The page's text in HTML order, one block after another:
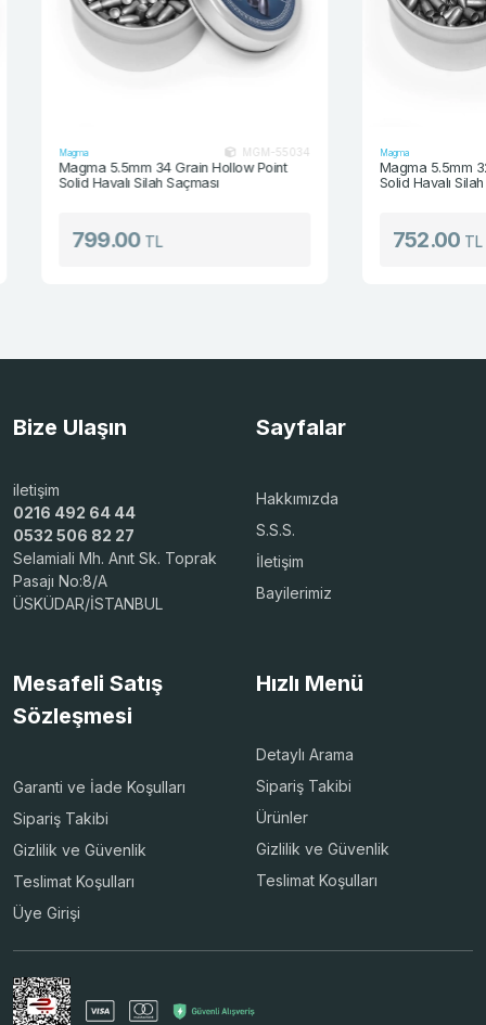
Magma MGM-55034
Magma 5.5mm 34 Grain Hollow Point
Solid Havalı Silah Saçması
799.00TL
Magma
Magma 5.5mm 32
Solid Havalı Silah
752.00TL
Bize Ulaşın
iletişim
0216 492 64 44
0532 506 82 27
Selamiali Mh. Anıt Sk. Toprak
Pasajı No:8/A
ÜSKÜDAR/İSTANBUL
Sayfalar
Hakkımızda
S.S.S.
İletişim
Bayilerimiz
Mesafeli Satış
Sözleşmesi
Garanti ve İade Koşulları
Sipariş Takibi
Gizlilik ve Güvenlik
Teslimat Koşulları
Üye Girişi
Hızlı Menü
Detaylı Arama
Sipariş Takibi
Ürünler
Gizlilik ve Güvenlik
Teslimat Koşulları